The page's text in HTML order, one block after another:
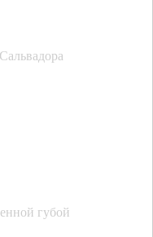
губой